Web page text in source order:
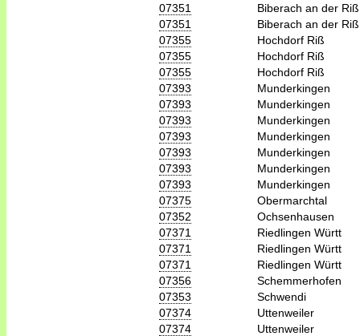
07351
Biberach an der Riß
07351
Biberach an der Riß
07355
Hochdorf Riß
07355
Hochdorf Riß
07355
Hochdorf Riß
07393
Munderkingen
07393
Munderkingen
07393
Munderkingen
07393
Munderkingen
07393
Munderkingen
07393
Munderkingen
07393
Munderkingen
07375
Obermarchtal
07352
Ochsenhausen
07371
Riedlingen Württ
07371
Riedlingen Württ
07371
Riedlingen Württ
07356
Schemmerhofen
07353
Schwendi
07374
Uttenweiler
07374
Uttenweiler